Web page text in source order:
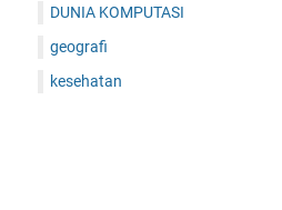
DUNIA KOMPUTASI
geografi
kesehatan